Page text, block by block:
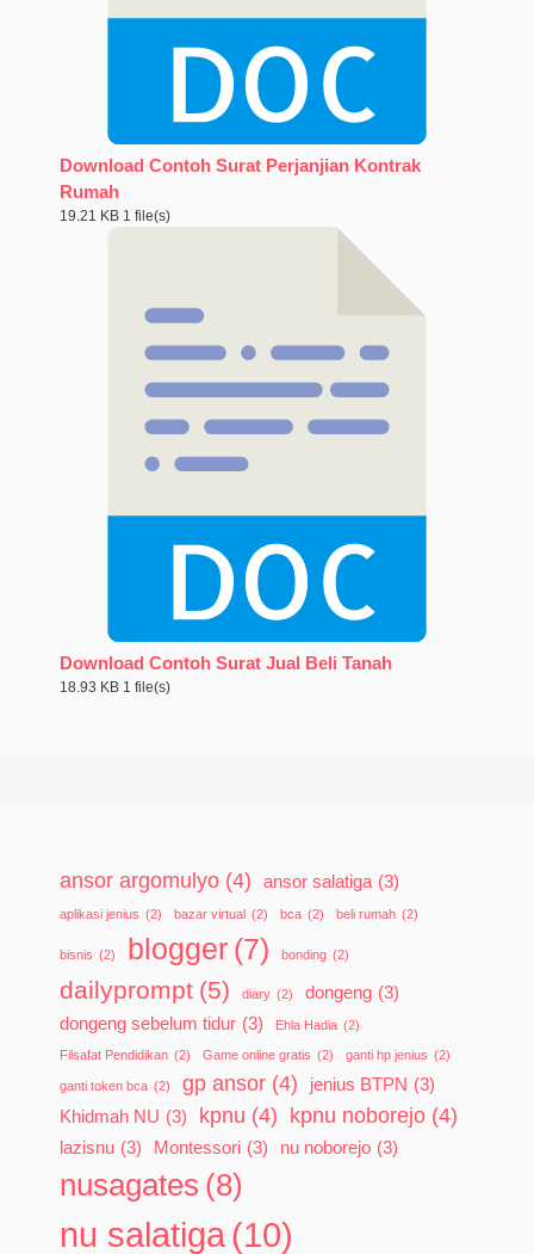
Download Contoh Surat Perjanjian Kontrak
Rumah
19.21 KB 1 file(s)
Download Contoh Surat Jual Beli Tanah
18.93 KB 1 file(s)
ansor argomulyo (4) ansor salatiga (3)
aplikasi jenius (2) bazar virtual (2) bca (2) beli rumah (2)
bisnis (2) blogger (7) bonding (2)
dailyprompt (5) diary (2) dongeng (3)
dongeng sebelum tidur (3) Ehla Hadia (2)
Filsafat Pendidikan (2) Game online gratis (2) ganti hp jenius (2)
ganti token bca (2) gp ansor (4) jenius BTPN (3)
Khidmah NU (3) kpnu (4) kpnu noborejo (4)
lazisnu (3) Montessori (3) nu noborejo (3)
nusagates (8)
nu salatiga(10)